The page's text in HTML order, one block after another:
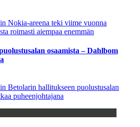
Nokia-areena teki viime vuonna
roimasti aiempaa enemmän
osaamista – Dahlbom
Betolarin hallitukseen puolustusalan
puheenjohtajana